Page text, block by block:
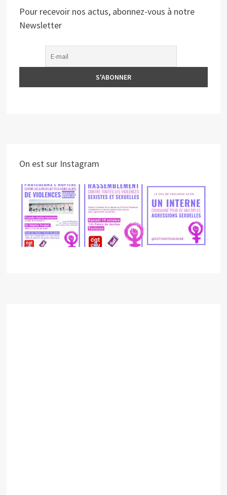
Pour recevoir nos actus, abonnez-vous à notre
Newsletter
On est sur Instagram